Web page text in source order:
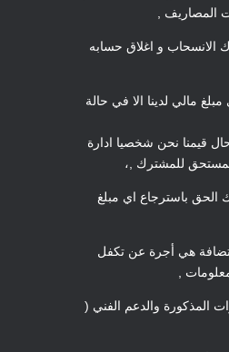
المصاريف ,
الانسحاب و اغلاق حسابه
مالي لدينا الا في حالة
قيمنا نحن شخصيا ادارة
المستحق للمشترك ,،
الحق باسترجاع اي مبلغ
هي أجرة عن تكفل
,
المذكورة والدعم الفني (